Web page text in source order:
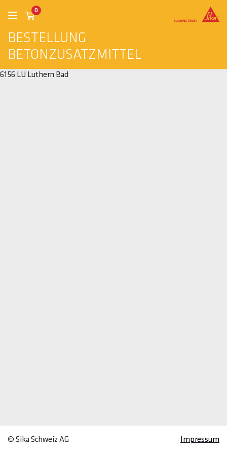
BESTELLUNG
BETONZUSATZMITTEL
0
6156 LU Luthern Bad
© Sika Schweiz AG Impressum